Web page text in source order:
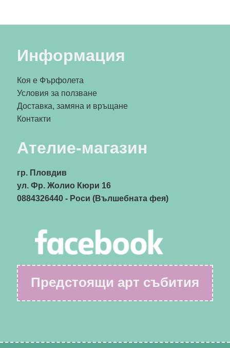
Информация
Коя е Фърфолета
Условия за ползване
Доставка, замяна и връщане
Контакти
Ателие-магазин
гр. Пловдив
ул. Фр. Жолио Кюри 16
0884326440- Роси (Вълшебната фея)
Предстоящи арт събития